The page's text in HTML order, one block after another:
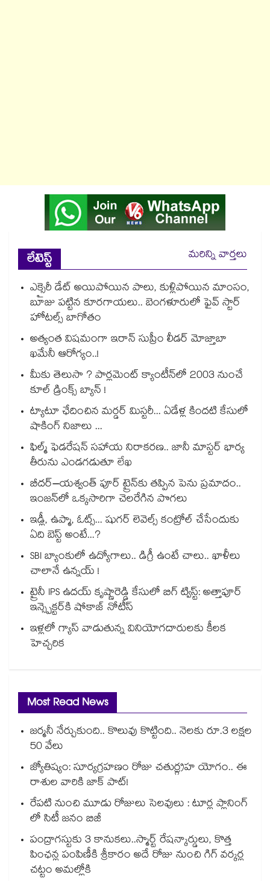
లేటెస్ట్
మరిన్ని వార్తలు
ఎక్సైరీ డేట్ అయిపోయిన పాలు, కుళ్లిపోయిన మాంసం,
బూజు పట్టిన కూరగాయలు.. బెంగళూరులో ఫైవ్ స్టార్
హోటల్స్ బాగోతం
అత్యంత విషమంగా ఇరాన్ సుప్రీం లీడర్ మోజ్తాబా
ఖమేనీ ఆరోగ్యం..!
మీకు తెలుసా ? పార్లమెంట్ క్యాంటీన్⁪లో 2003 నుంచే
కూల్ డ్రింక్స్ బ్యాన్ !
ట్యాటూ ఛేదించిన మర్డర్ మిస్టరీ... ఏడేళ్ల కిందటి కేసులో
షాకింగ్ నిజాలు ...
ఫిల్మ్ ఫెడరేషన్ సహాయ నిరాకరణ.. జానీ మాస్టర్ భార్య
తీరును ఎండగడుతూ లేఖ
బీదర్–యశ్వంత్ పూర్ ట్రైన్‎కు తప్పిన పెను ప్రమాదం..
ఇంజన్‎లో ఒక్కసారిగా చెలరేగిన పొగలు
ఇడ్లీ, ఉప్మా, ఓట్స్... షుగర్ లెవెల్స్ కంట్రోల్ చేసేందుకు
ఏది బెస్ట్ అంటే...?
SBI బ్యాంకులో ఉద్యోగాలు.. డిగ్రీ ఉంటే చాలు.. ఖాళీలు
చాలానే ఉన్నయ్ !
ట్రైనీ IPS ఉదయ్ కృష్ణారెడ్డి కేసులో బిగ్ ట్విస్ట్: అత్తాపూర్
ఇన్స్పెక్టర్‎కి షోకాజ్ నోటీస్
ఇళ్లలో గ్యాస్ వాడుతున్న వినియోగదారులకు కీలక
హెచ్చరిక
Most Read News
జర్మనీ నేర్చుకుంది.. కొలువు కొట్టింది.. నెలకు రూ.3 లక్షల
50 వేలు
జ్యోతిష్యం: సూర్యగ్రహణం రోజు చతుర్గ్రహ యోగం.. ఈ
రాశుల వారికి జాక్ పాట్!
రేపటి నుంచి మూడు రోజులు సెలవులు : టూర్ల ప్లానింగ్
లో సిటీ జనం బిజీ
పంద్రాగస్టుకు 3 కానుకలు..స్మార్ట్ రేషన్కార్డులు, కొత్త
పింఛన్ల పంపిణీకి శ్రీకారం అదే రోజు నుంచి గిగ్ వర్కర్ల
చట్టం అమల్లోకి